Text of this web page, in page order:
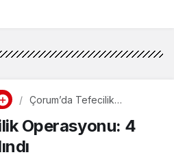
Çorum’da Tefecilik
Gözaltına Alındı
Operasyonu: 4